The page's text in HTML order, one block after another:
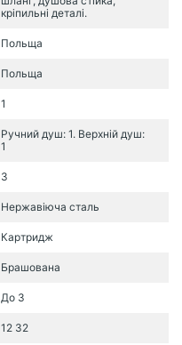
кріпильні деталі.
Польща
Польща
1
Ручний душ: 1. Верхній душ:
1
3
Нержавіюча сталь
Картридж
Брашована
До 3
12 32